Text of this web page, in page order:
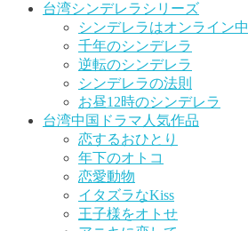
台湾シンデレラシリーズ
シンデレラはオンライン中
千年のシンデレラ
逆転のシンデレラ
シンデレラの法則
お昼12時のシンデレラ
台湾中国ドラマ人気作品
恋するおひとり
年下のオトコ
恋愛動物
イタズラなKiss
王子様をオトせ